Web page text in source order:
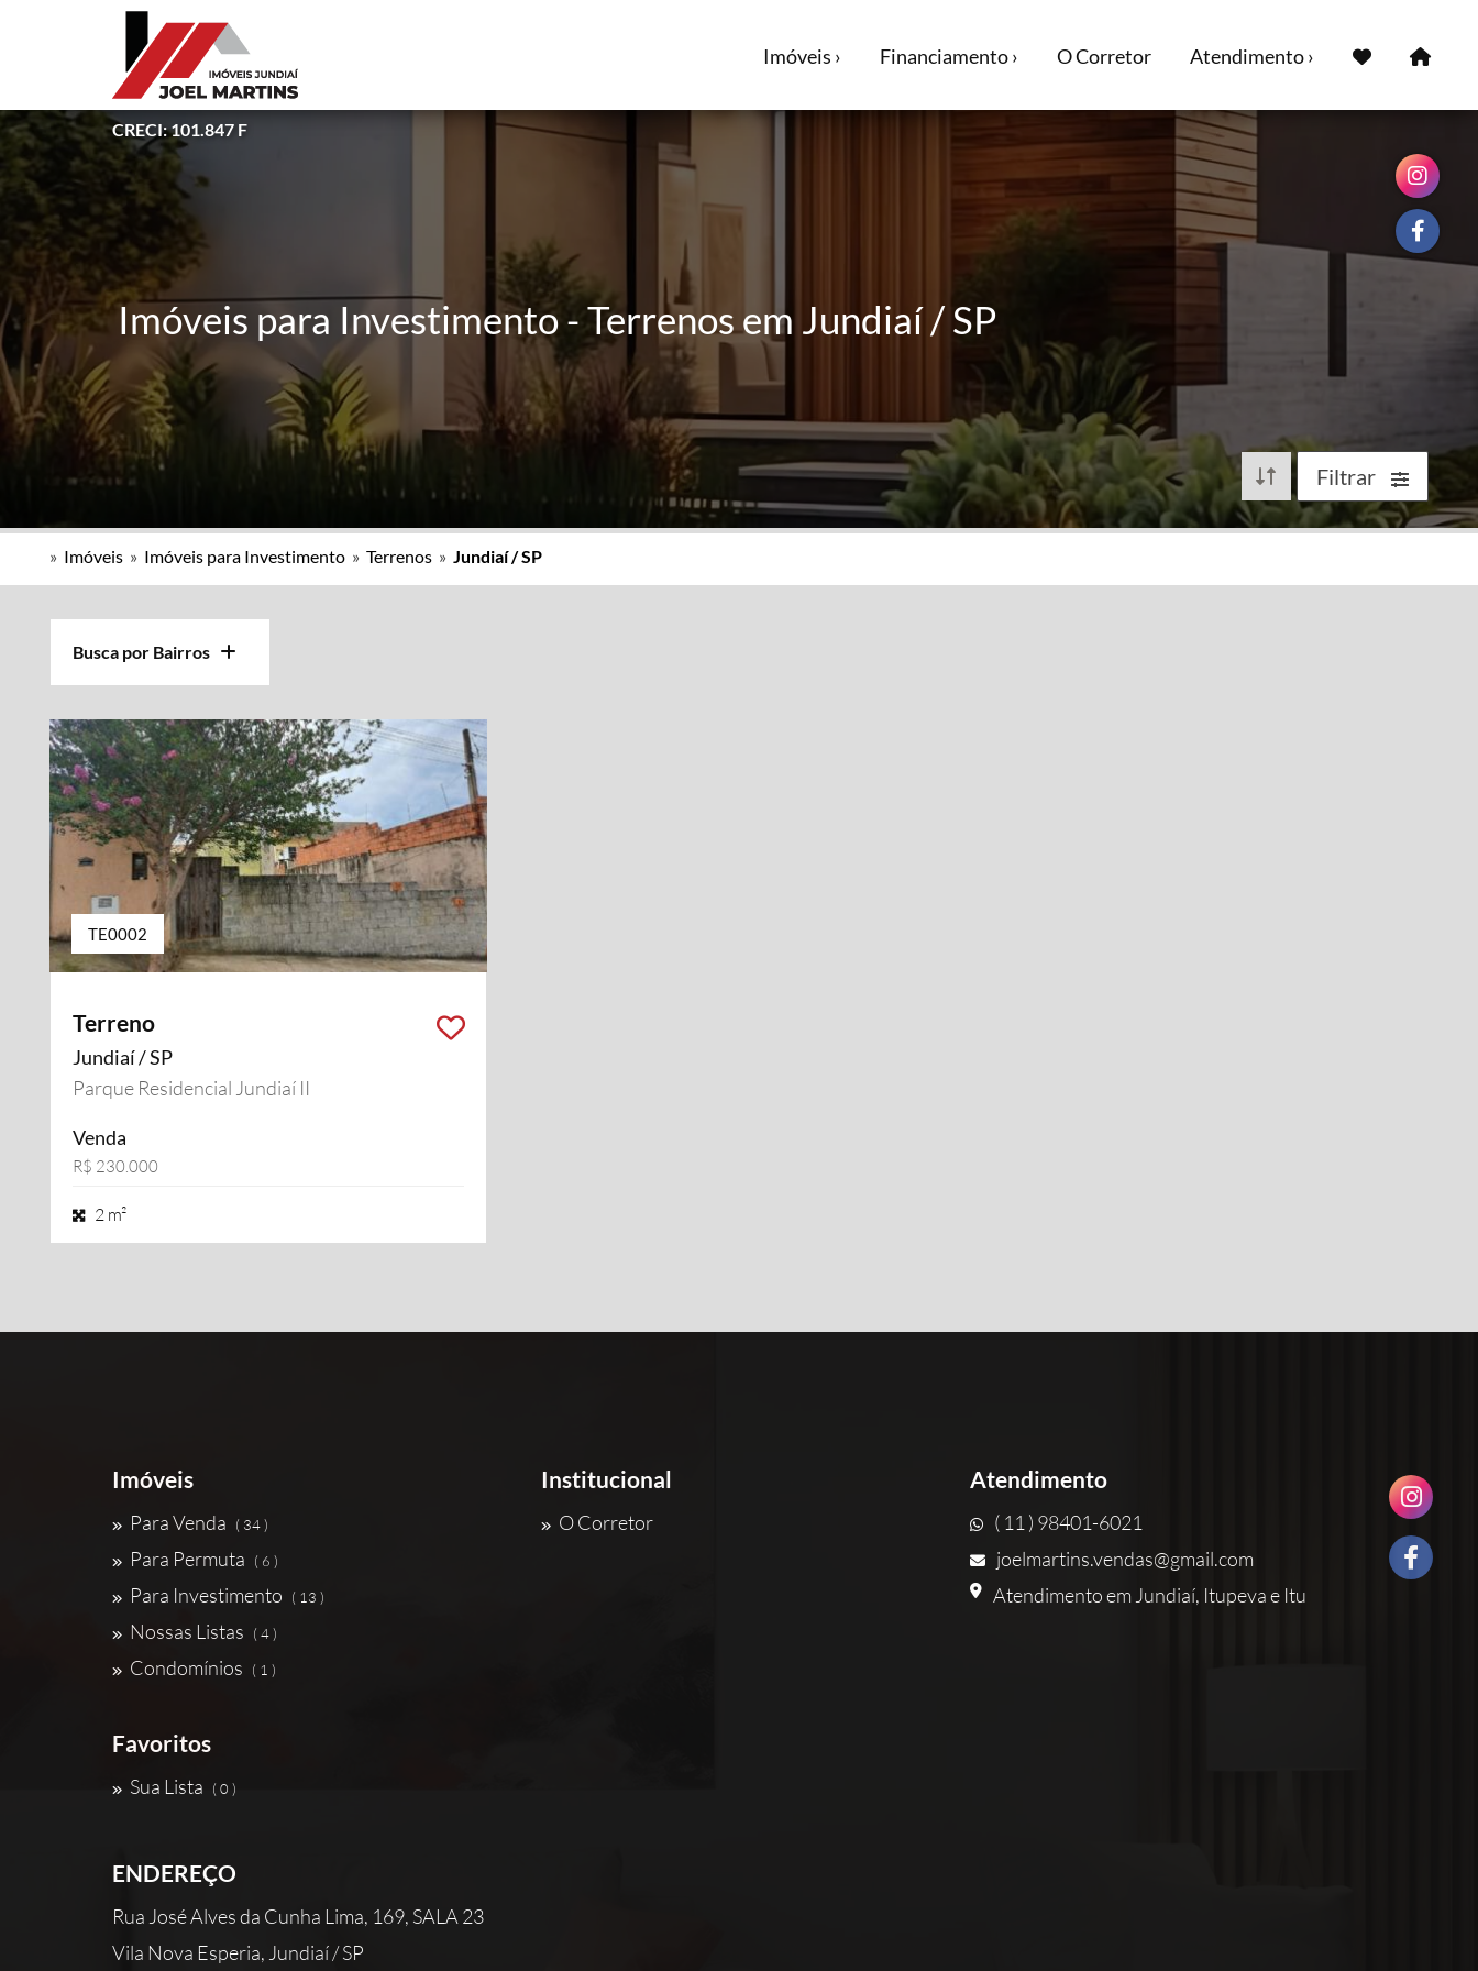
CRECI: 101.847 F
Imóveis › Financiamento › O Corretor Atendimento ›
Imóveis para Investimento - Terrenos em Jundiaí / SP
Filtrar
» Imóveis » Imóveis para Investimento » Terrenos » Jundiaí / SP
Busca por Bairros
TE0002
Terreno
Jundiaí / SP
Parque Residencial Jundiaí II
Venda
R$ 230.000
2 m²
Imóveis
Para Venda ( 34 )
Para Permuta ( 6 )
Para Investimento ( 13 )
Nossas Listas ( 4 )
Condomínios ( 1 )
Favoritos
Sua Lista ( 0 )
Institucional
O Corretor
Atendimento
( 11 ) 98401-6021
joelmartins.vendas@gmail.com
Atendimento em Jundiaí, Itupeva e Itu
ENDEREÇO
Rua José Alves da Cunha Lima, 169, SALA 23
Vila Nova Esperia, Jundiaí / SP